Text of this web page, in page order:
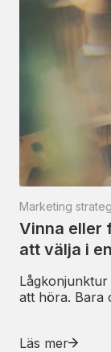
Marketing
Vinna eller
att välja i
att höra. Bara
Läs mer